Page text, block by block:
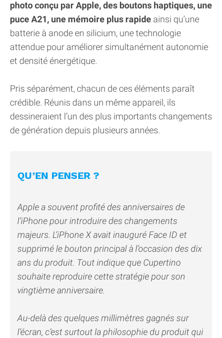
photo conçu par Apple, des boutons haptiques, une
puce A21, une mémoire plus rapide ainsi qu’une
batterie à anode en silicium, une technologie
attendue pour améliorer simultanément autonomie
et densité énergétique.
Pris séparément, chacun de ces éléments paraît
crédible. Réunis dans un même appareil, ils
dessineraient l’un des plus importants changements
de génération depuis plusieurs années.
QU’EN PENSER ?
Apple a souvent profité des anniversaires de
l’iPhone pour introduire des changements
majeurs. L’iPhone X avait inauguré Face ID et
supprimé le bouton principal à l’occasion des dix
ans du produit. Tout indique que Cupertino
souhaite reproduire cette stratégie pour son
vingtième anniversaire.
Au-delà des quelques millimètres gagnés sur
l’écran, c’est surtout la philosophie du produit qui